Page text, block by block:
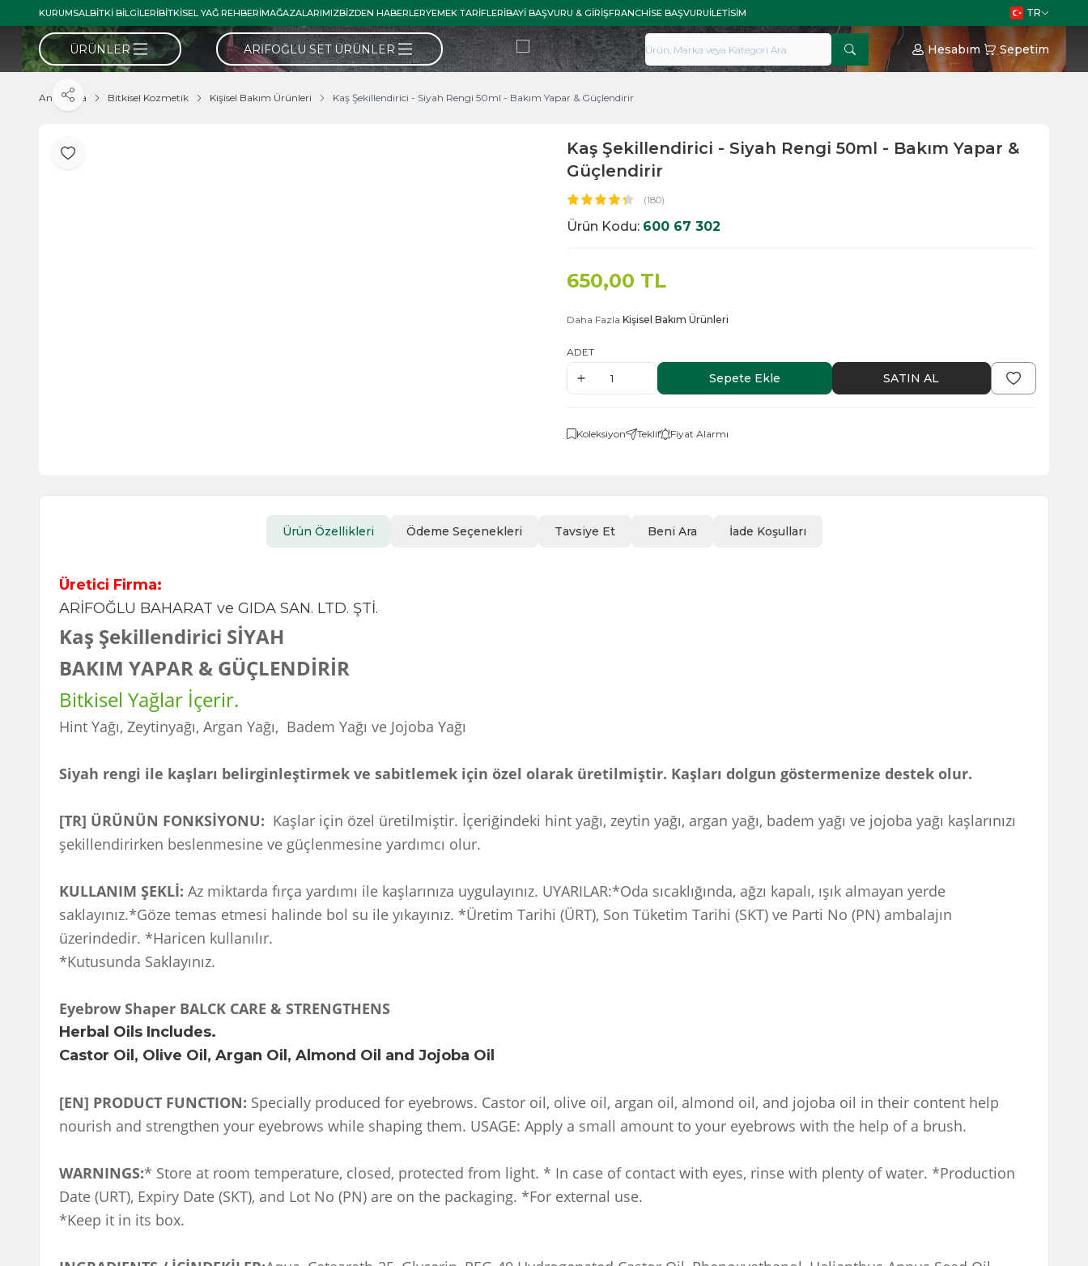
KURUMSALBITKI BILGILERIBITKISEL YAĞ REHBERIMAĞAZALARIMIZBIZDEN HABERLERYEMEK TARIFLERIBAYI BAŞVURU & GIRIŞFRANCHISE BAŞVURUİLETISIM TR
ÜRÜNLER ARIFOĞLU SET ÜRÜNLER Hesabım Sepetim
Ana Sayfa Bitkisel Kozmetik Kişisel Bakım Ürünleri Kaş Şekillendirici - Siyah Rengi 50ml - Bakım Yapar & Güçlendirir
Favoriye Ekle
Paylaş
Kaş Şekillendirici - Siyah Rengi 50ml - Bakım Yapar &
Güçlendirir
(180)
Ürün Kodu: 600 67 302
650,00 TL
Daha Fazla Kişisel Bakım Ürünleri
ADET
Sepete Ekle SATIN AL
Koleksiyon Teklif Fiyat Alarmı
Ürün Özellikleri Ödeme Seçenekleri Tavsiye Et Beni Ara İade Koşulları
Üretici Firma:
ARİFOĞLU BAHARAT ve GIDA SAN. LTD. ŞTİ.
Kaş Şekillendirici SİYAH
BAKIM YAPAR & GÜÇLENDİRİR
Bitkisel Yağlar İçerir.
Hint Yağı, Zeytinyağı, Argan Yağı, Badem Yağı ve Jojoba Yağı
Siyah rengi ile kaşları belirginleştirmek ve sabitlemek için özel olarak üretilmiştir. Kaşları dolgun göstermenize destek olur.
[TR] ÜRÜNÜN FONKSİYONU: Kaşlar için özel üretilmiştir. İçeriğindeki hint yağı, zeytin yağı, argan yağı, badem yağı ve jojoba yağı kaşlarınızı
şekillendirirken beslenmesine ve güçlenmesine yardımcı olur.
KULLANIM ŞEKLİ: Az miktarda fırça yardımı ile kaşlarınıza uygulayınız. UYARILAR:*Oda sıcaklığında, ağzı kapalı, ışık almayan yerde
saklayınız.*Göze temas etmesi halinde bol su ile yıkayınız. *Üretim Tarihi (ÜRT), Son Tüketim Tarihi (SKT) ve Parti No (PN) ambalajın
üzerindedir. *Haricen kullanılır.
*Kutusunda Saklayınız.
Eyebrow Shaper BALCK CARE & STRENGTHENS
Herbal Oils Includes.
Castor Oil, Olive Oil, Argan Oil, Almond Oil and Jojoba Oil
[EN] PRODUCT FUNCTION: Specially produced for eyebrows. Castor oil, olive oil, argan oil, almond oil, and jojoba oil in their content help
nourish and strengthen your eyebrows while shaping them. USAGE: Apply a small amount to your eyebrows with the help of a brush.
WARNINGS:* Store at room temperature, closed, protected from light. * In case of contact with eyes, rinse with plenty of water. *Production
Date (URT), Expiry Date (SKT), and Lot No (PN) are on the packaging. *For external use.
*Keep it in its box.